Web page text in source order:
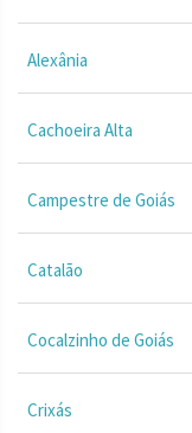
Alexânia
Cachoeira Alta
Campestre de Goiás
Catalão
Cocalzinho de Goiás
Crixás